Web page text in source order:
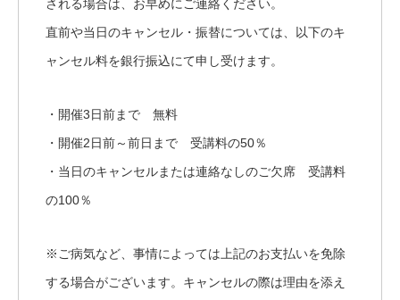
される場合は、お早めにご連絡ください。
直前や当日のキャンセル・振替については、以下のキ
ャンセル料を銀行振込にて申し受けます。
・開催3日前まで 無料
・開催2日前～前日まで 受講料の50％
・当日のキャンセルまたは連絡なしのご欠席 受講料
の100％
※ご病気など、事情によっては上記のお支払いを免除
する場合がございます。キャンセルの際は理由を添え